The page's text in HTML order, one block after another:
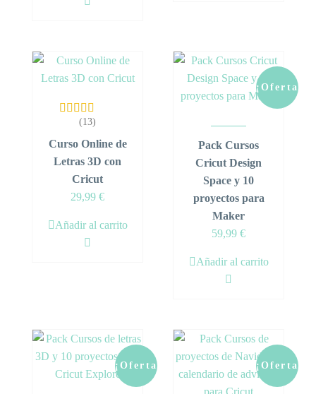
59,98 €.
Valorado en
(13)
Curso Online de
Letras 3D con
Cricut
29,99 €
Añadir al carrito
¡Oferta!
Pack Cursos
Cricut Design
Space y 10
proyectos para
Maker
Original
was:
69,98 €.
59,99 €Current
is:
Añadir al carrito
¡Oferta! ¡Oferta!